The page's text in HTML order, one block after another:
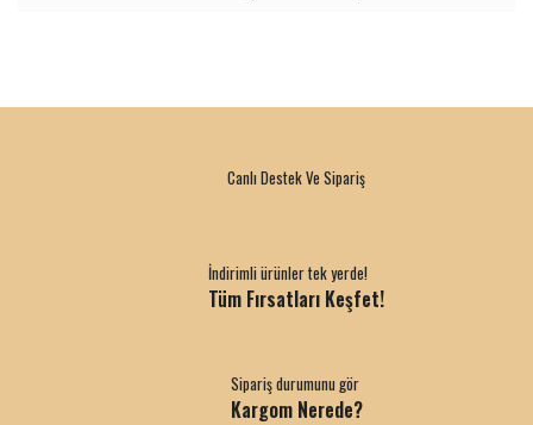
Canlı Destek Ve Sipariş
İndirimli ürünler tek yerde!
Tüm Fırsatları Keşfet!
Sipariş durumunu gör
Kargom Nerede?